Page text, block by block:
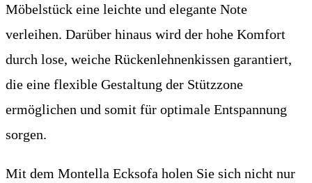
Möbelstück eine leichte und elegante Note
verleihen. Darüber hinaus wird der hohe Komfort
durch lose, weiche Rückenlehnenkissen garantiert,
die eine flexible Gestaltung der Stützzone
ermöglichen und somit für optimale Entspannung
sorgen.
Mit dem Montella Ecksofa holen Sie sich nicht nur